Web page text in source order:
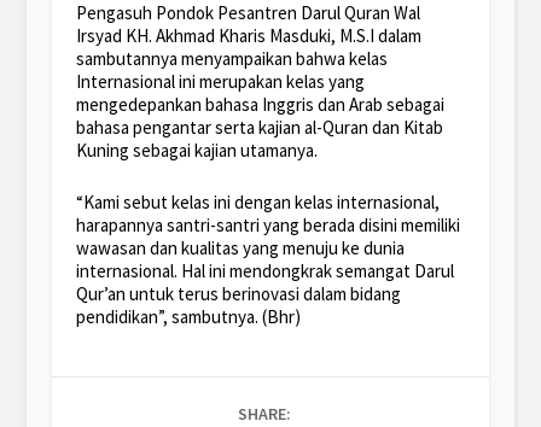
Pengasuh Pondok Pesantren Darul Quran Wal
Irsyad KH. Akhmad Kharis Masduki, M.S.I dalam
sambutannya menyampaikan bahwa kelas
Internasional ini merupakan kelas yang
mengedepankan bahasa Inggris dan Arab sebagai
bahasa pengantar serta kajian al-Quran dan Kitab
Kuning sebagai kajian utamanya.
“Kami sebut kelas ini dengan kelas internasional,
harapannya santri-santri yang berada disini memiliki
wawasan dan kualitas yang menuju ke dunia
internasional. Hal ini mendongkrak semangat Darul
Qur’an untuk terus berinovasi dalam bidang
pendidikan”, sambutnya. (Bhr)
SHARE: